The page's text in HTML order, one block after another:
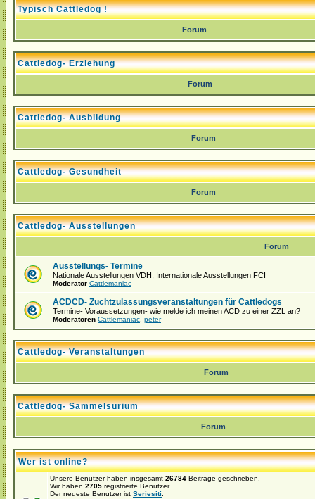
Typisch Cattledog !
Forum
Cattledog- Erziehung
Forum
Cattledog- Ausbildung
Forum
Cattledog- Gesundheit
Forum
Cattledog- Ausstellungen
Forum
Ausstellungs- Termine
Nationale Ausstellungen VDH, Internationale Ausstellungen FCI
Moderator Cattlemaniac
ACDCD- Zuchtzulassungsveranstaltungen für Cattledogs
Termine- Voraussetzungen- wie melde ich meinen ACD zu einer ZZL an?
Moderatoren Cattlemaniac peter
Cattledog- Veranstaltungen
Forum
Cattledog- Sammelsurium
Forum
Wer ist online?
Unsere Benutzer haben insgesamt 26784 Beiträge geschrieben.
Wir haben 2705 registrierte Benutzer.
Der neueste Benutzer ist Seriesiti